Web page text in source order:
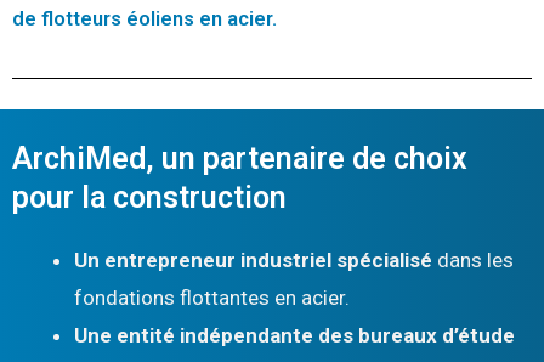
de flotteurs éoliens en acier.
ArchiMed, un partenaire de choix
pour la construction
Un entrepreneur industriel spécialisé dans les
fondations flottantes en acier.
Une entité indépendante des bureaux d’étude